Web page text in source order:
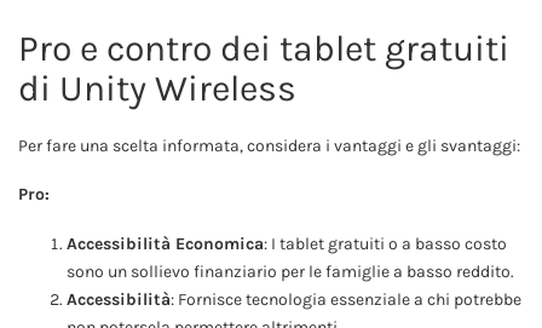
Pro e contro dei tablet gratuiti
di Unity Wireless
Per fare una scelta informata, considera i vantaggi e gli svantaggi:
Pro:
Accessibilità Economica: I tablet gratuiti o a basso costo
sono un sollievo finanziario per le famiglie a basso reddito.
Accessibilità: Fornisce tecnologia essenziale a chi potrebbe